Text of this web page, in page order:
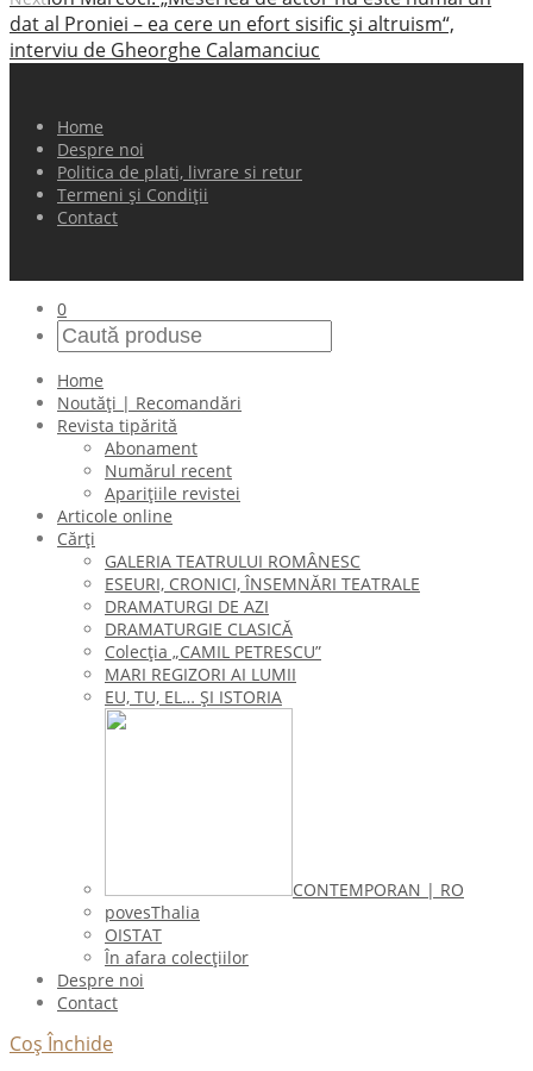
dat al Proniei – ea cere un efort sisific şi altruism“,
interviu de Gheorghe Calamanciuc
Home
Despre noi
Politica de plati, livrare si retur
Termeni și Condiții
Contact
0
Home
Noutăți | Recomandări
Revista tipărită
Abonament
Numărul recent
Aparițiile revistei
Articole online
Cărți
GALERIA TEATRULUI ROMÂNESC
ESEURI, CRONICI, ÎNSEMNĂRI TEATRALE
DRAMATURGI DE AZI
DRAMATURGIE CLASICĂ
Colecţia „CAMIL PETRESCU”
MARI REGIZORI AI LUMII
EU, TU, EL… ŞI ISTORIA
CONTEMPORAN | RO
povesThalia
OISTAT
În afara colecţiilor
Despre noi
Contact
Coș Închide